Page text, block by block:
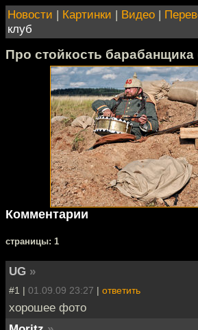
Новости | Картинки | Видео |
клуб
Про стойкость барабанщика
Комментарии
cтраницы: 1
UG »
#1 | 01.09.09 23:27 | ответить
хорошее фото